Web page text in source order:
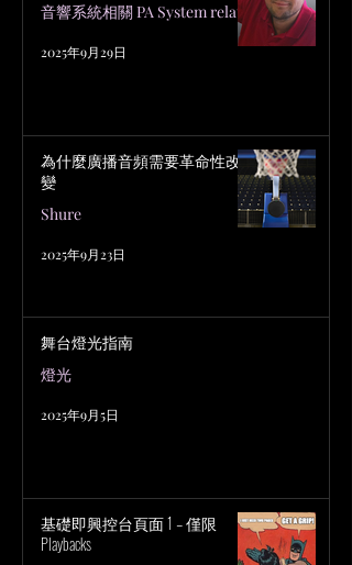
音響系統相關 PA System related
2025年9月29日
為什麼廣播音頻需要革命性改
變
Shure
2025年9月23日
舞台燈光指南
燈光
2025年9月5日
基礎即興控台頁面 1 – 僅限
Playbacks